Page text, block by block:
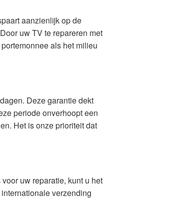
aanzienlijk op de
uw TV te repareren met
als het milieu
Deze garantie dekt
periode onverhoopt een
Het is onze prioriteit dat
uw reparatie, kunt u het
verzending